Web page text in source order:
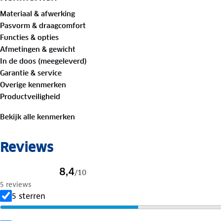
Materiaal & afwerking
Pasvorm & draagcomfort
Functies & opties
Afmetingen & gewicht
In de doos (meegeleverd)
Garantie & service
Overige kenmerken
Productveiligheid
Bekijk alle kenmerken
Reviews
8,4/10
5 reviews
5 sterren